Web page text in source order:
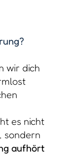
wir dich
es nicht
sondern
aufhört